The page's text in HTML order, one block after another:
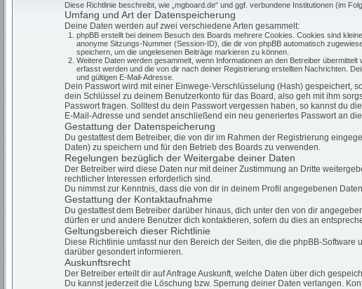
Diese Richtlinie beschreibt, wie „mgboard.de“ und ggf. verbundene Institutionen (im
Umfang und Art der Datenspeicherung
Deine Daten werden auf zwei verschiedene Arten gesammelt:
phpBB erstellt bei deinem Besuch des Boards mehrere Cookies. Cookies sind
anonyme Sitzungs-Nummer (Session-ID), die dir von phpBB automatisch
speichern, um die ungelesenen Beiträge markieren zu können.
Weitere Daten werden gesammelt, wenn Informationen an den Betreiber
erfasst werden und die von dir nach deiner Registrierung erstellten Nachrichten.
und gültigen E-Mail-Adresse.
Dein Passwort wird mit einer Einwege-Verschlüsselung (Hash) gespeichert,
dein Schlüssel zu deinem Benutzerkonto für das Board, also geh mit ihm
Passwort fragen. Solltest du dein Passwort vergessen haben, so kannst du
E-Mail-Adresse und sendet anschließend ein neu generiertes Passwort an
Gestattung der Datenspeicherung
Du gestattest dem Betreiber, die von dir im Rahmen der Registrierung
Daten) zu speichern und für den Betrieb des Boards zu verwenden.
Regelungen bezüglich der Weitergabe deiner Daten
Der Betreiber wird diese Daten nur mit deiner Zustimmung an Dritte
rechtlicher Interessen erforderlich sind.
Du nimmst zur Kenntnis, dass die von dir in deinem Profil angegebenen
Gestattung der Kontaktaufnahme
Du gestattest dem Betreiber darüber hinaus, dich unter den von dir
dürfen er und andere Benutzer dich kontaktieren, sofern du dies an
Geltungsbereich dieser Richtlinie
Diese Richtlinie umfasst nur den Bereich der Seiten, die die phpBB-
darüber gesondert informieren.
Auskunftsrecht
Der Betreiber erteilt dir auf Anfrage Auskunft, welche Daten über dich
Du kannst jederzeit die Löschung bzw. Sperrung deiner Daten verlangen.